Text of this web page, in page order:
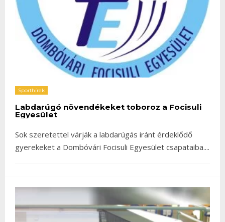
Sporthírek
Labdarúgó növendékeket toboroz a Focisuli
Egyesület
Sok szeretettel várják a labdarúgás iránt érdeklődő
gyerekeket a Dombóvári Focisuli Egyesület csapataiba....